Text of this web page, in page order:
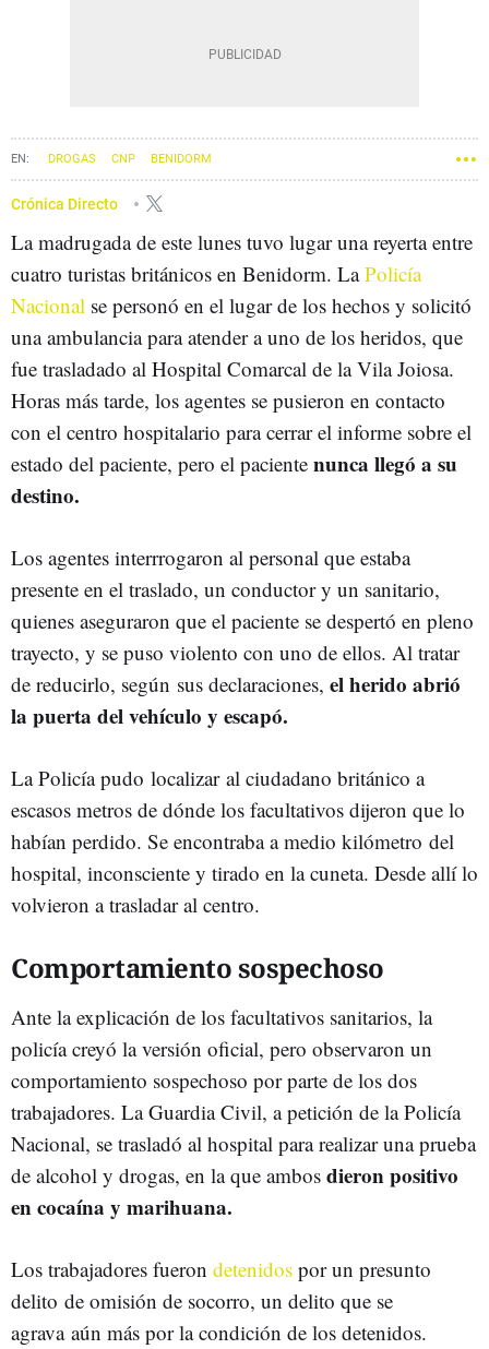
DROGAS CNP BENIDORM
Crónica Directo
La madrugada de este lunes tuvo lugar una reyerta entre
cuatro turistas británicos en Benidorm. LaPolicía
Nacional se personó en el lugar de los hechos y solicitó
una ambulancia para atender a uno de los heridos, que
fue trasladado al Hospital Comarcal de la Vila Joiosa.
Horas más tarde, los agentes se pusieron en contacto
con el centro hospitalario para cerrar el informe sobre el
estado del paciente, pero el paciente nunca llegó a su
destino.
Los agentes interrrogaron al personal que estaba
presente en el traslado, un conductor y un sanitario,
quienes aseguraron que el paciente se despertó en pleno
trayecto, y se puso violento con uno de ellos. Al tratar
de reducirlo, según sus declaraciones, el herido abrió
la puerta del vehículo y escapó.
La Policía pudo localizar al ciudadano británico a
escasos metros de dónde los facultativos dijeron que lo
habían perdido. Se encontraba a medio kilómetro del
hospital, inconsciente y tirado en la cuneta. Desde allí lo
volvieron a trasladar al centro.
Comportamiento sospechoso
Ante la explicación de los facultativos sanitarios, la
policía creyó la versión oficial, pero observaron un
comportamiento sospechoso por parte de los dos
trabajadores. La Guardia Civil, a petición de la Policía
Nacional, se trasladó al hospital para realizar una prueba
de alcohol y drogas, en la que ambos dieron positivo
en cocaína y marihuana.
Los trabajadores fueron detenidos por un presunto
delito de omisión de socorro, un delito que se
agrava aún más por la condición de los detenidos.